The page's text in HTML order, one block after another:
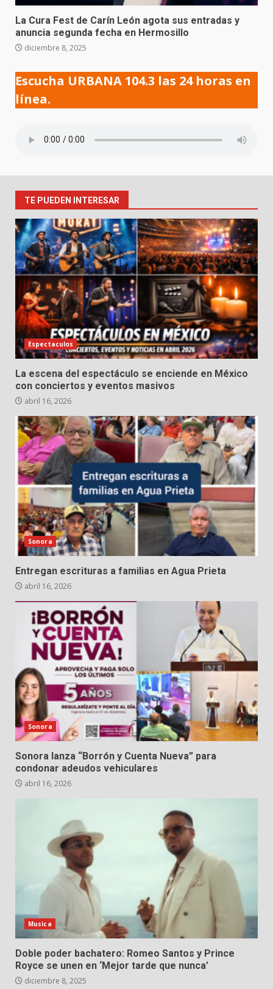
La Cura Fest de Carín León agota sus entradas y
anuncia segunda fecha en Hermosillo
diciembre 8, 2025
Escucha URBANA 104.3 las 24 horas en
línea.
TE PUEDEN INTERESAR
Espectaculos
La escena del espectáculo se enciende en México
con conciertos y eventos masivos
abril 16, 2026
Sonora
Entregan escrituras a familias en Agua Prieta
abril 16, 2026
Sonora
Sonora lanza “Borrón y Cuenta Nueva” para
condonar adeudos vehiculares
abril 16, 2026
Musica
Doble poder bachatero: Romeo Santos y Prince
Royce se unen en ‘Mejor tarde que nunca’
diciembre 8, 2025